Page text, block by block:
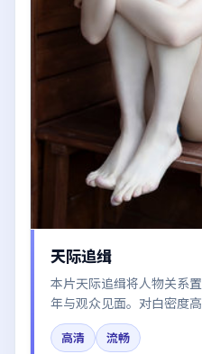
天际追缉
本片天际追缉将人物关系
年与观众见面。对白密度
词节奏值得关注；整体气
高清
流畅